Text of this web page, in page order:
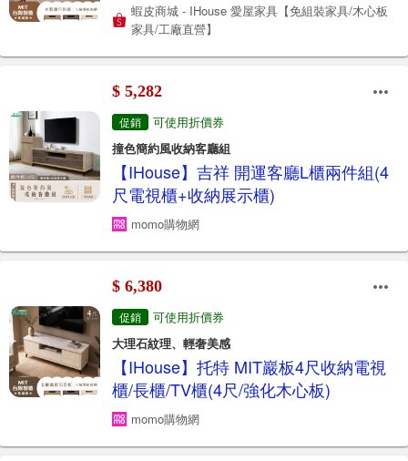
蝦皮商城 - IHouse 愛屋家具【免組裝家具/木心板
家具/工廠直營】
$ 5,282
促銷
可使用折價券
撞色簡約風收納客廳組
【IHouse】吉祥 開運客廳L櫃兩件組(4
尺電視櫃+收納展示櫃)
momo購物網
$ 6,380
促銷
可使用折價券
大理石紋理、輕奢美感
【IHouse】托特 MIT巖板4尺收納電視
櫃/長櫃/TV櫃(4尺/強化木心板)
momo購物網